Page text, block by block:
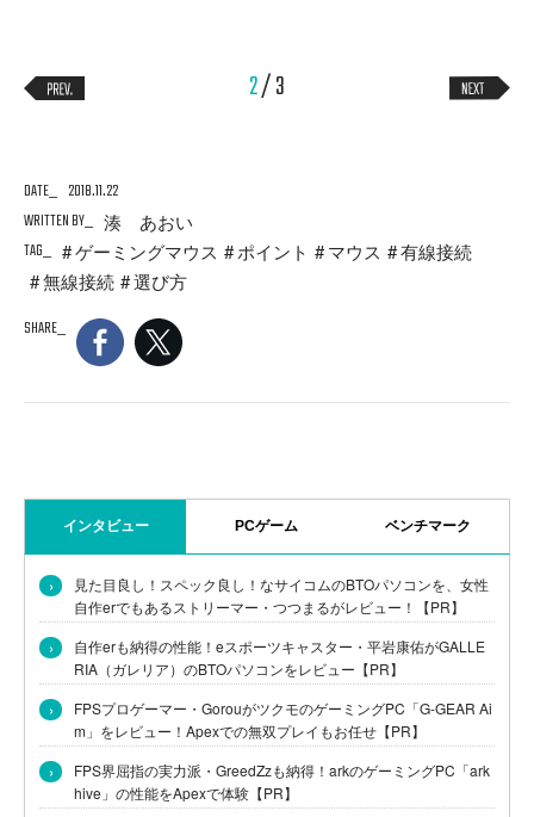
2/ 3
DATE
2018.11.22
WRITTEN BY
湊 あおい
TAG
ゲーミングマウス ポイント マウス
有線接続
無線接続
選び方
SHARE
インタビュー PCゲーム ベンチマーク
›
見た目良し！スペック良し！なサイコムのBTOパソコンを、女性
自作erでもあるストリーマー・つつまるがレビュー！【PR】
›
自作erも納得の性能！eスポーツキャスター・平岩康佑がGALLE
RIA（ガレリア）のBTOパソコンをレビュー【PR】
›
FPSプロゲーマー・GorouがツクモのゲーミングPC「G-GEAR Ai
m」をレビュー！Apexでの無双プレイもお任せ【PR】
›
FPS界屈指の実力派・GreedZzも納得！arkのゲーミングPC「ark
hive」の性能をApexで体験【PR】